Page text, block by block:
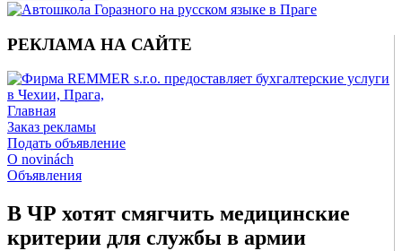
РЕКЛАМА НА САЙТЕ
Главная
Заказ рекламы
Подать объявление
O novinách
Объявления
В ЧР хотят смягчить медицинские
критерии для службы в армии